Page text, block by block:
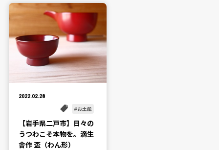
2022.02.28
お土産
【岩手県二戸市】日々の
うつわこそ本物を。滴生
舎作 盃（わん形）